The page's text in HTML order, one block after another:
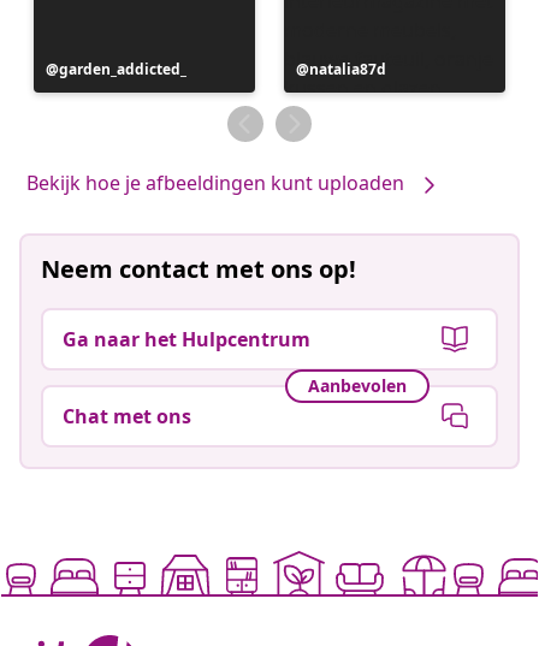
Bericht
gepubliceerd
garden_addicted_
Bericht
gepubliceerd
door
natalia87d
Bekijk hoe je afbeeldingen kunt uploaden
Neem contact met ons op!
Ga naar het Hulpcentrum
Aanbevolen
Chat met ons